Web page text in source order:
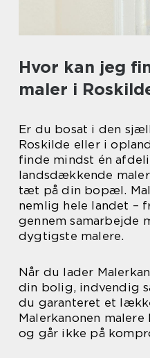
Hvor kan jeg
maler i
Er du bosat i den
Roskilde eller i
finde mindst én
landsdækkende
tæt på din bopæl.
nemlig hele landet –
gennem samarbejde
dygtigste malere.
Når du lader
din bolig, indvendig
du garanteret et
Malerkanonen
og går ikke på